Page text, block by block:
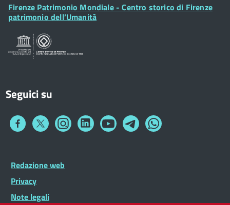
Posta Elettronica Certificata
Footer
Widget
Firenze Patrimonio Mondiale - Centro storico di Firenze
patrimonio dell’Umanità
Seguici su
Collegamento
Collegamento
a
Collegamento
a
Collegamento
a
Collegamento
a
Collegamento
a
Collegamento
a
Footer
Widget
Footer
menu
Redazione web
Privacy
Note legali